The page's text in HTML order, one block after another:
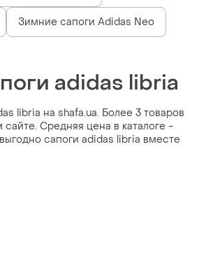
Зимние сапоги Adidas Neo
adidas libria
libria на shafa.ua. Более 3 товаров
Средняя цена в каталоге -
сапоги adidas libria вместе